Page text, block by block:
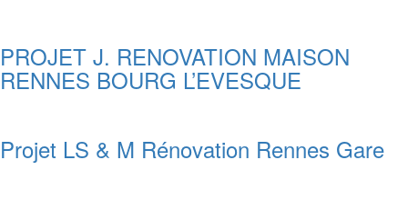
PROJET J. RENOVATION MAISON
RENNES BOURG L’EVESQUE
Projet LS & M Rénovation Rennes Gare